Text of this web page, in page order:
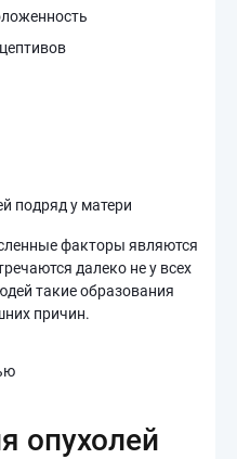
подряд у матери
факторы являются
далеко не у всех
такие образования
причин.
опухолей